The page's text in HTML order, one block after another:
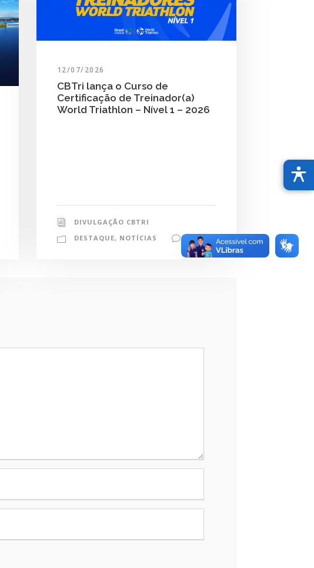
12/07/2026
CBTri lança o Curso de
Certificação de Treinador(a)
World Triathlon – Nível 1 – 2026
DIVULGAÇÃO CBTRI
DESTAQUE, NOTÍCIAS